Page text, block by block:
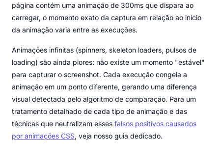
página contém uma animação de 300ms que dispara ao
carregar, o momento exato da captura em relação ao início
da animação varia entre as execuções.
Animações infinitas (spinners, skeleton loaders, pulsos de
loading) são ainda piores: não existe um momento "estável"
para capturar o screenshot. Cada execução congela a
animação em um ponto diferente, gerando uma diferença
visual detectada pelo algoritmo de comparação. Para um
tratamento detalhado de cada tipo de animação e das
técnicas que neutralizam esses falsos positivos causados
por animações CSS, veja nosso guia dedicado.